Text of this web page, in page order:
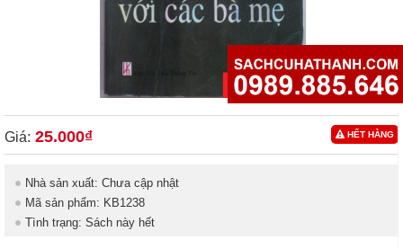
HẾT HÀNG
Giá: 25.000₫
Nhà sản xuất: Chưa cập nhật
Mã sản phẩm: KB1238
Tình trạng: Sách này hết